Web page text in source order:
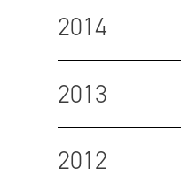
2014
2013
2012